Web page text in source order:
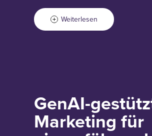
Weiterlesen
GenAI-
Marketing für